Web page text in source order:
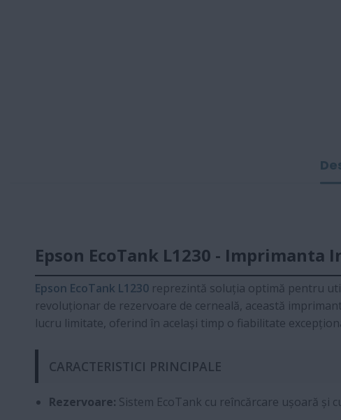
Epson EcoTank L1230 - Imprimanta
Epson EcoTank L1230 reprezintă soluția optimă pentru
revoluționar de rezervoare de cerneală, această
lucru limitate, oferind în același timp o fiabilitate
CARACTERISTICI PRINCIPALE
Rezervoare: Sistem EcoTank cu reîncărcare ușoară și